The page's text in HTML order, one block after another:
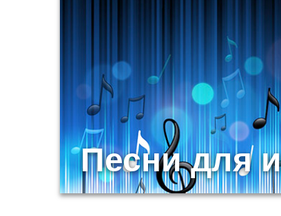
Песни для